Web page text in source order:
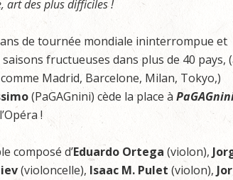
art des plus difficiles !
de tournée mondiale ininterrompue et
fructueuses dans plus de 40 pays,
Madrid, Barcelone, Milan, Tokyo,)
(PaGAGnini) cède la place à
!
composé d’Eduardo Ortega (violon),
(violoncelle), Isaac M. Pulet (violon),